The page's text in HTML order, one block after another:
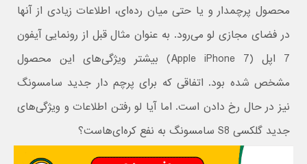
محصول پرچمدار و یا حتی میان رده‌ای، اطلاعات زیادی از آنها
در فضای مجازی لو می‌رود. به عنوان مثال قبل از رونمایی آیفون
7 اپل (Apple iPhone 7) بیشتر ویژگی‌های این محصول
مشخص شده بود. اتفاقی که برای پرچم دار جدید سامسونگ
نیز در حال رخ دادن است. اما آیا لو رفتن اطلاعات و ویژگی‌های
جدید گلکسی S8 سامسونگ به نفع کره‌ای‌هاست؟